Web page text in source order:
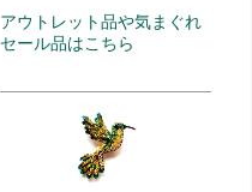
アウトレット品や気まぐれ
セール品はこちら